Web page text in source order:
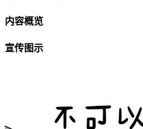
内容概览
宣传图示